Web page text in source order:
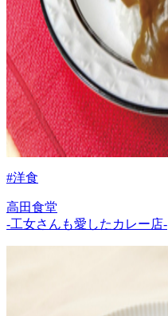
#洋食
高田食堂
-工女さんも愛したカレー店-